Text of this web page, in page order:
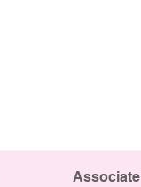
Associate